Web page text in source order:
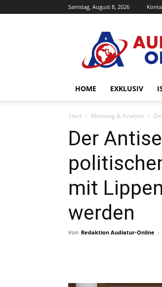
Samstag, August 8, 2026
HOME EXKLUSIV
Start Meinung & Analyse
Der
mit
werden
Von Redaktion Audiatur-Online -